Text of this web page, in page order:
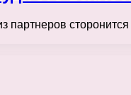
партнеров